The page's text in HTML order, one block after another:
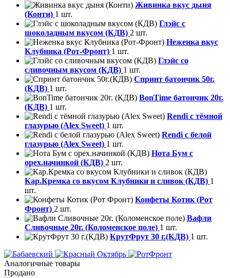
Живинка вкус дыня
(Конти) 1 шт.
Глэйс с
шоколадным вкусом (КДВ) 2 шт.
Неженка вкус
Клубника (Рот-Фронт) 1 шт.
Глэйс со
сливочным вкусом (КДВ) 1 шт.
Спринт батончик 50г.
(КДВ) 1 шт.
BonTime батончик 20г.
(КДВ) 1 шт.
Rendi с тёмной
глазурью (Alex Sweet) 1 шт.
Rendi с белой
глазурью (Alex Sweet) 1 шт.
Нота Бум с
орех.начинкой (КДВ) 2 шт.
Кар.Кремка со вкусом Клубники и сливок (КДВ) 1
шт.
Конфеты Котик (Рот
Фронт) 2 шт.
Вафли
Сливочные 20г. (Коломенское поле) 1 шт.
КрутФрут 30 г.(КДВ) 1 шт.
Аналогичные товары
Продано